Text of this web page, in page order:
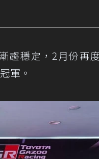
趨穩定，2月份再
軍。